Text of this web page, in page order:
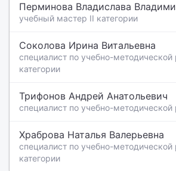
Перминова Владислава
учебный мастер II категории
Соколова Ирина Витальевна
специалист по учебно-методической
категории
Трифонов Андрей Анатольевич
специалист по учебно-методической
Храброва Наталья Валерьевна
специалист по учебно-методической
категории